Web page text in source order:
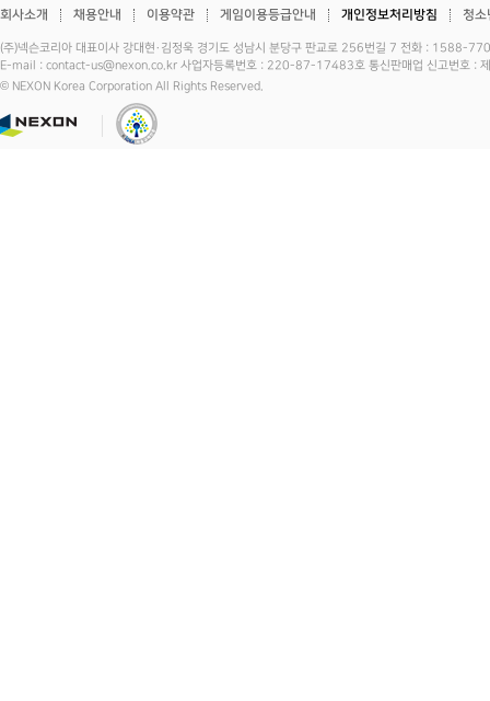
회사소개 채용안내 이용약관 게임이용등급안내 개인정보처리방침 청소
(주)넥슨코리아 대표이사 강대현·김정욱 경기도 성남시 분당구 판교로 256번길 7 전화 :
E-mail : contact-us@nexon.co.kr 사업자등록번호 : 220-87-17483호 통신판매업 신고번호 :
© NEXON Korea Corporation All Rights Reserved.